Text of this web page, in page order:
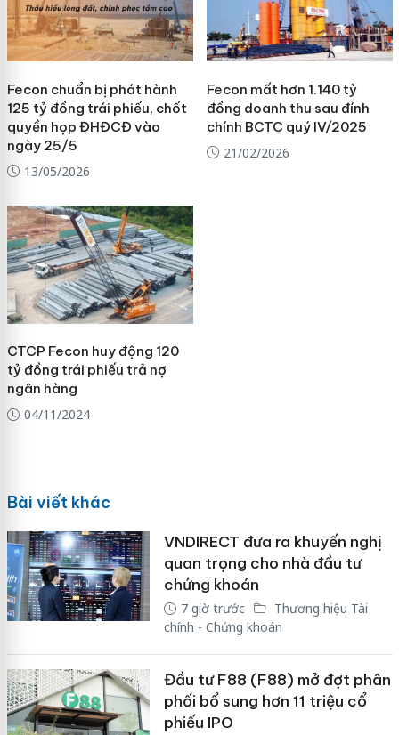
Fecon chuẩn bị phát hành
125 tỷ đồng trái phiếu, chốt
quyền họp ĐHĐCĐ vào
ngày 25/5
13/05/2026
Fecon mất hơn 1.140 tỷ
đồng doanh thu sau đính
chính BCTC quý IV/2025
21/02/2026
CTCP Fecon huy động 120
tỷ đồng trái phiếu trả nợ
ngân hàng
04/11/2024
Bài viết khác
VNDIRECT đưa ra khuyến nghị
quan trọng cho nhà đầu tư
chứng khoán
7 giờ trước
Thương hiệu Tài
chính - Chứng khoán
Đầu tư F88 (F88) mở đợt phân
phối bổ sung hơn 11 triệu cổ
phiếu IPO